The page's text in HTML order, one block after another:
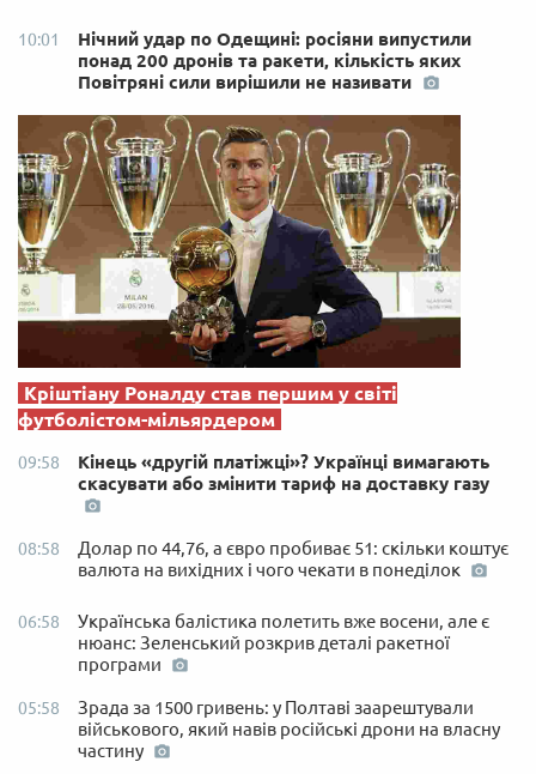
10:01
Нічний удар по Одещині: росіяни випустили
понад 200 дронів та ракети, кількість яких
Повітряні сили вирішили не називати
Кріштіану Роналду став першим у світі
футболістом-мільярдером
09:58
Кінець «другій платіжці»? Українці вимагають
скасувати або змінити тариф на доставку газу
08:58
Долар по 44,76, а євро пробиває 51: скільки коштує
валюта на вихідних і чого чекати в понеділок
06:58
Українська балістика полетить вже восени, але є
нюанс: Зеленський розкрив деталі ракетної
програми
05:58
Зрада за 1500 гривень: у Полтаві заарештували
військового, який навів російські дрони на власну
частину